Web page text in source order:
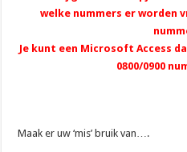
welke nummers er worden
Je kunt een Microsoft Access
0800/0900
Maak er uw ‘mis’ bruik van….